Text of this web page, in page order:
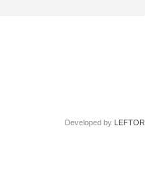
Developed by LEFTOR